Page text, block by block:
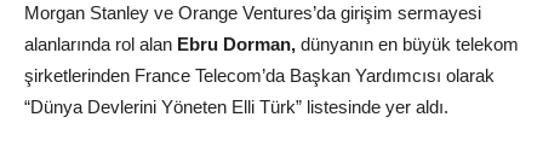
Morgan Stanley ve Orange Ventures’da girişim sermayesi
alanlarında rol alan Ebru Dorman, dünyanın en büyük telekom
şirketlerinden France Telecom’da Başkan Yardımcısı olarak
“Dünya Devlerini Yöneten Elli Türk” listesinde yer aldı.